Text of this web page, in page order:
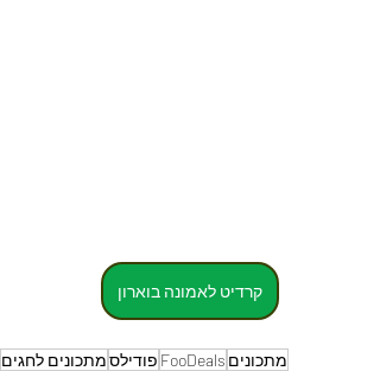
קרדיט לאמונה בוארון
מתכונים FooDeals פודילסמתכונים לחגים